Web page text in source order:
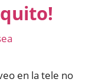
en la tele no